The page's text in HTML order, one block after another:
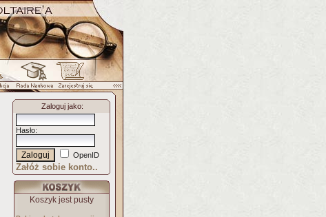
Zaloguj jako:
Hasło:
OpenID
Załóż sobie konto..
Koszyk jest pusty